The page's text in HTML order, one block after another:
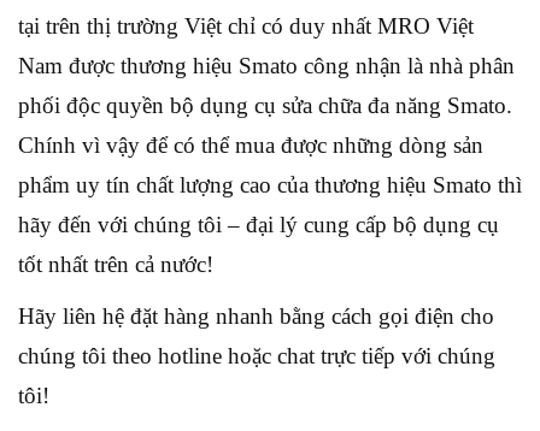
tại trên thị trường Việt chỉ có duy nhất MRO Việt
Nam được thương hiệu Smato công nhận là nhà phân
phối độc quyền bộ dụng cụ sửa chữa đa năng Smato.
Chính vì vậy để có thể mua được những dòng sản
phẩm uy tín chất lượng cao của thương hiệu Smato thì
hãy đến với chúng tôi – đại lý cung cấp bộ dụng cụ
tốt nhất trên cả nước!
Hãy liên hệ đặt hàng nhanh bằng cách gọi điện cho
chúng tôi theo hotline hoặc chat trực tiếp với chúng
tôi!